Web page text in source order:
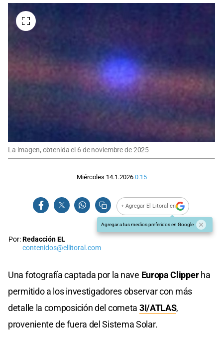
La imagen, obtenida el 6 de noviembre de 2025
Miércoles 14.1.2026 0:15
+ Agregar El Litoral en
Agregar a tus medios preferidos en Google
Por:Redacción EL
contenidos@ellitoral.com
Una fotografía captada por la nave Europa Clipperha
permitido a los investigadores observar con más
detalle la composición del cometa 3I/ATLAS,
proveniente de fuera del Sistema Solar.